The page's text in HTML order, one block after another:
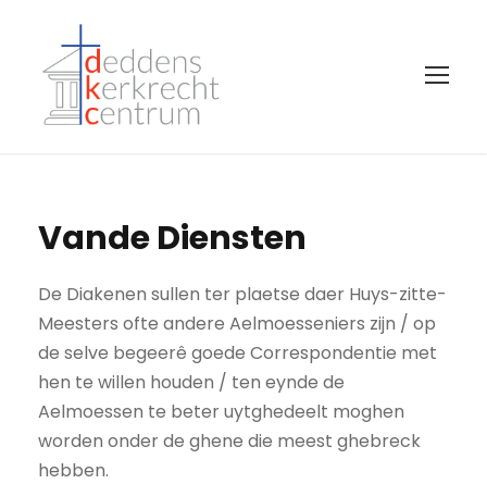
Vande Diensten
De Diakenen sullen ter plaetse daer Huys-zitte-
Meesters ofte andere Aelmoesseniers zijn / op
de selve begeerê goede Correspondentie met
hen te willen houden / ten eynde de
Aelmoessen te beter uytghedeelt moghen
worden onder de ghene die meest ghebreck
hebben.